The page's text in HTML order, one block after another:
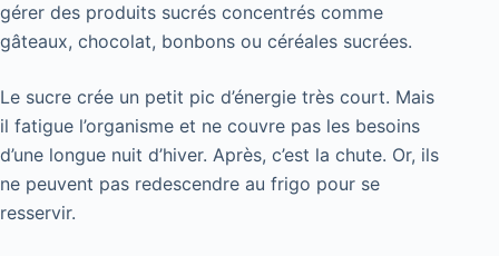
gérer des produits sucrés concentrés comme
gâteaux, chocolat, bonbons ou céréales sucrées.
Le sucre crée un petit pic d’énergie très court. Mais
il fatigue l’organisme et ne couvre pas les besoins
d’une longue nuit d’hiver. Après, c’est la chute. Or, ils
ne peuvent pas redescendre au frigo pour se
resservir.